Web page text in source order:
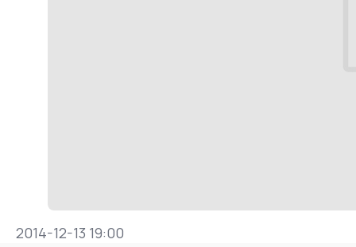
2014-12-13 19:00